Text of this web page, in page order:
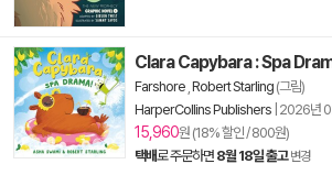
Clara Capybara : Spa
Farshore Robert Starling (그림)
HarperCollins Publishers 2026년
15,960원 (18% 할인 / 800원)
택배로 주문하면 8월 18일 출고 변경